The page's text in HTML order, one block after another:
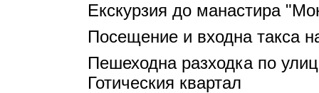
Екскурзия до манастира
Посещение и входна такса
Пешеходна разходка по
Готическия квартал